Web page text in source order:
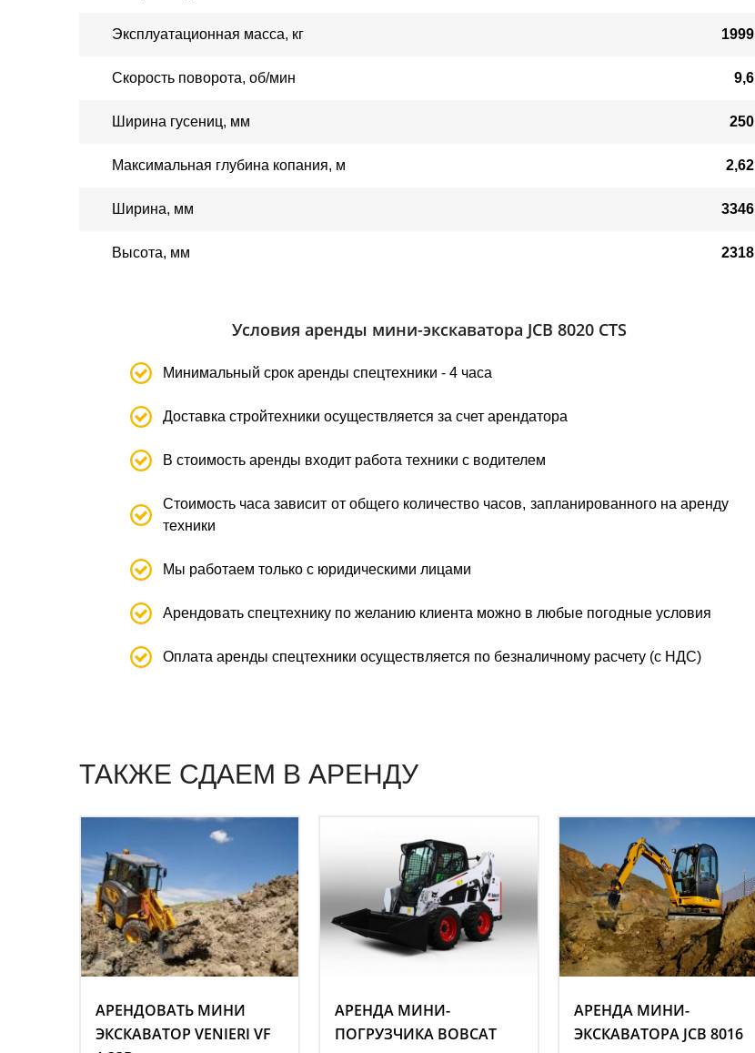
Эксплуатационная масса, кг 1999
Скорость поворота, об/мин 9,6
Ширина гусениц, мм 250
Максимальная глубина копания, м 2,62
Ширина, мм 3346
Высота, мм 2318
Условия аренды мини-экскаватора JCB 8020 CTS
Минимальный срок аренды спецтехники - 4 часа
Доставка стройтехники осуществляется за счет арендатора
В стоимость аренды входит работа техники с водителем
Стоимость часа зависит от общего количество часов, запланированного на аренду
техники
Мы работаем только с юридическими лицами
Арендовать спецтехнику по желанию клиента можно в любые погодные условия
Оплата аренды спецтехники осуществляется по безналичному расчету (с НДС)
ТАКЖЕ СДАЕМ В АРЕНДУ
АРЕНДОВАТЬ МИНИ
ЭКСКАВАТОР VENIERI VF
АРЕНДА МИНИ-
ПОГРУЗЧИКА BOBCAT
АРЕНДА МИНИ-
ЭКСКАВАТОРА JCB 8016